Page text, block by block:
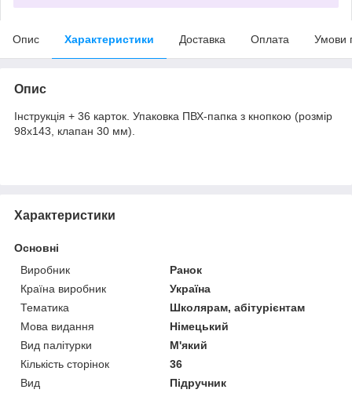
Опис Характеристики Доставка Оплата Умови
Опис
Інструкція + 36 карток. Упаковка ПВХ-папка з кнопкою (розмір
98х143, клапан 30 мм).
Характеристики
Основні
Виробник
Ранок
Країна виробник
Україна
Тематика
Школярам, абітурієнтам
Мова видання
Німецький
Вид палітурки
М'який
Кількість сторінок
36
Вид
Підручник